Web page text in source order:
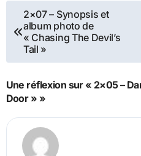
Navigation
de
l’article
2×07 – Synopsis et
album photo de
« Chasing The Devil’s
Tail »
Une réflexion sur « 2×05 –
Door » »